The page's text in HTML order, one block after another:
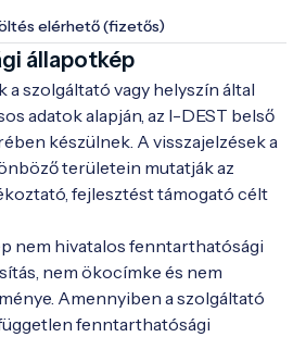
és környékét ábrázolják.
kincseinek
Lépj be az időtlen titkok
elérhető (fizetős)
állapotkép
szolgáltató vagy helyszín által
adatok alapján, az I-DEST belső
készülnek. A visszajelzések a
területein mutatják az
fejlesztést támogató célt
nem hivatalos fenntarthatósági
nem ökocímke és nem
Amennyiben a szolgáltató
fenntarthatósági